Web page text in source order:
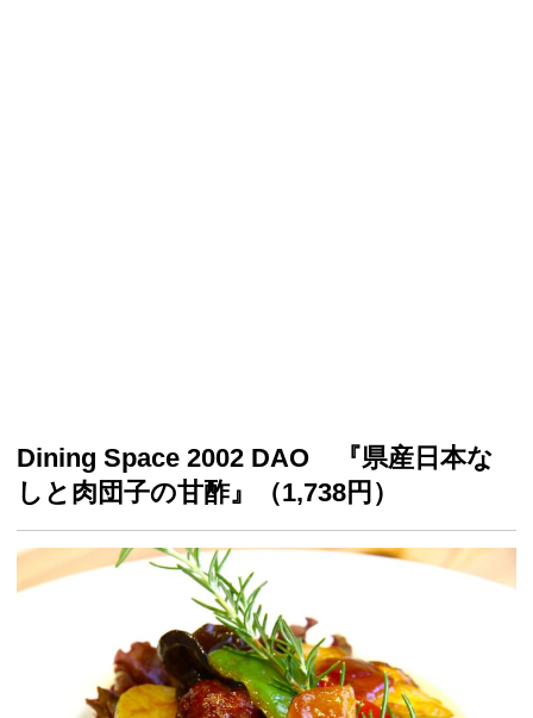
Dining Space 2002 DAO 『県産日本な
しと肉団子の甘酢』（1,738円）